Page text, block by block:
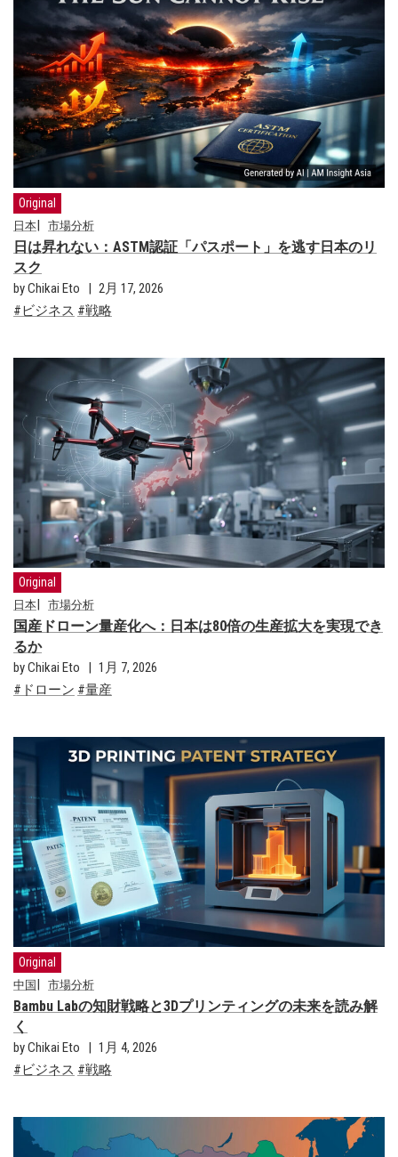
Original
日本 市場分析
日は昇れない：ASTM認証「パスポート」を逃す日本のリ
スク
by Chikai Eto
2月 17, 2026
ビジネス
戦略
Original
日本 市場分析
国産ドローン量産化へ：日本は80倍の生産拡大を実現でき
るか
by Chikai Eto
1月 7, 2026
ドローン
量産
Original
中国 市場分析
Bambu Labの知財戦略と3Dプリンティングの未来を読み解
く
by Chikai Eto
1月 4, 2026
ビジネス
戦略